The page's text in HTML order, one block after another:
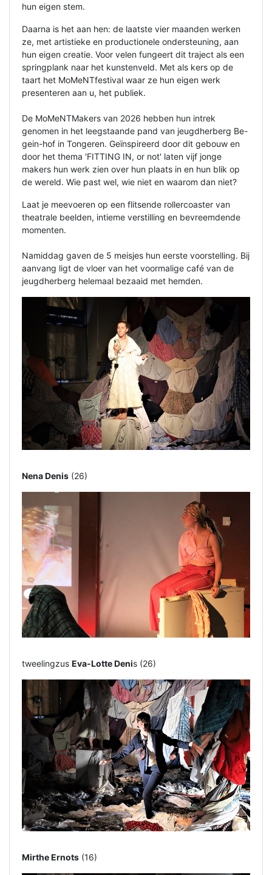
hun eigen stem.
Daarna is het aan hen: de laatste vier maanden werken
ze, met artistieke en productionele ondersteuning, aan
hun eigen creatie. Voor velen fungeert dit traject als een
springplank naar het kunstenveld. Met als kers op de
taart het MoMeNTfestival waar ze hun eigen werk
presenteren aan u, het publiek.
De MoMeNTMakers van 2026 hebben hun intrek
genomen in het leegstaande pand van jeugdherberg Be-
gein-hof in Tongeren. Geïnspireerd door dit gebouw en
door het thema 'FITTING IN, or not' laten vijf jonge
makers hun werk zien over hun plaats in en hun blik op
de wereld. Wie past wel, wie niet en waarom dan niet?
Laat je meevoeren op een flitsende rollercoaster van
theatrale beelden, intieme verstilling en bevreemdende
momenten.
Namiddag gaven de 5 meisjes hun eerste voorstelling. Bij
aanvang ligt de vloer van het voormalige café van de
jeugdherberg helemaal bezaaid met hemden.
Nena Denis (26)
tweelingzus Eva-Lotte Denis (26)
Mirthe Ernots (16)